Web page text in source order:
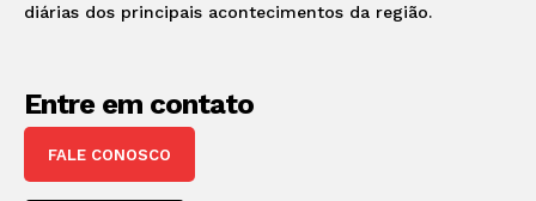
diárias dos principais acontecimentos da região.
Entre em contato
FALE CONOSCO